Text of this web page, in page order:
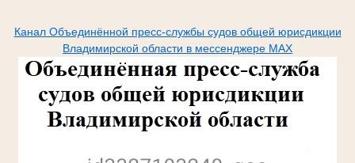
Канал Объединённой пресс-службы судов общей юрисдикции
Владимирской области в мессенджере МАХ